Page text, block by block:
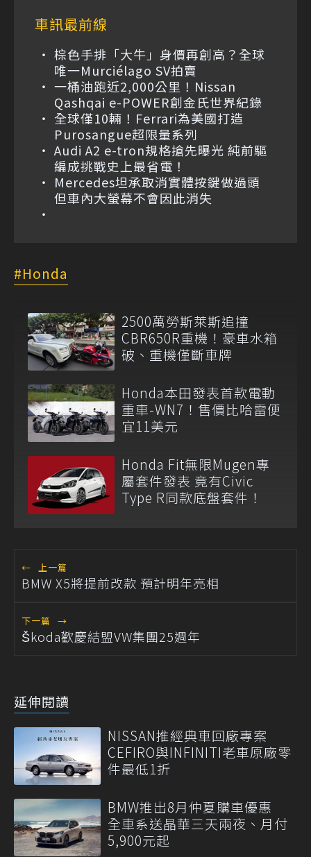
車訊最前線
棕色手排「大牛」身價再創高？全球
唯一Murciélago SV拍賣
一桶油跑近2,000公里！Nissan
Qashqai e-POWER創金氏世界紀錄
全球僅10輛！Ferrari為美國打造
Purosangue超限量系列
Audi A2 e-tron規格搶先曝光 純前驅
編成挑戰史上最省電！
Mercedes坦承取消實體按鍵做過頭
但車內大螢幕不會因此消失
Honda
2500萬勞斯萊斯追撞
CBR650R重機！豪車水箱
破、重機僅斷車牌
Honda本田發表首款電動
重車-WN7！售價比哈雷便
宜11美元
Honda Fit無限Mugen專
屬套件發表 竟有Civic
Type R同款底盤套件！
← 上一篇
BMW X5將提前改款 預計明年亮相
下一篇 →
Škoda歡慶結盟VW集團25週年
延伸閱讀
NISSAN推經典車回廠專案
CEFIRO與INFINITI老車原廠零
件最低1折
BMW推出8月仲夏購車優惠
全車系送晶華三天兩夜、月付
5,900元起